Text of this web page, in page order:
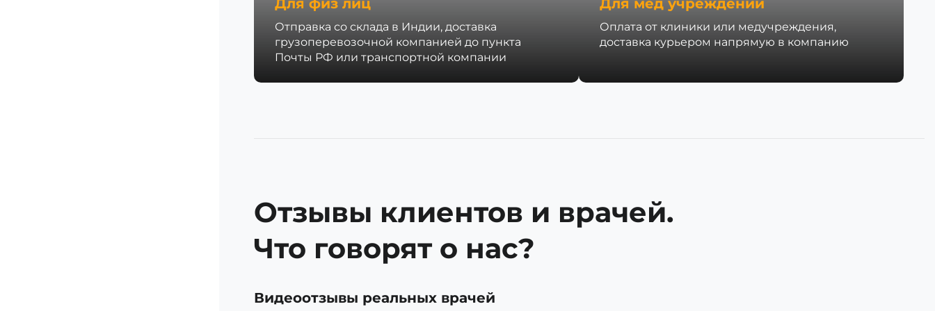
Для физ лиц
Отправка со склада в Индии, доставка
грузоперевозочной компанией до пункта
Почты РФ или транспортной компании
Для мед учреждений
Оплата от клиники или медучреждения,
доставка курьером напрямую в компанию
Отзывы клиентов и врачей.
Что говорят о нас?
Видеоотзывы реальных врачей